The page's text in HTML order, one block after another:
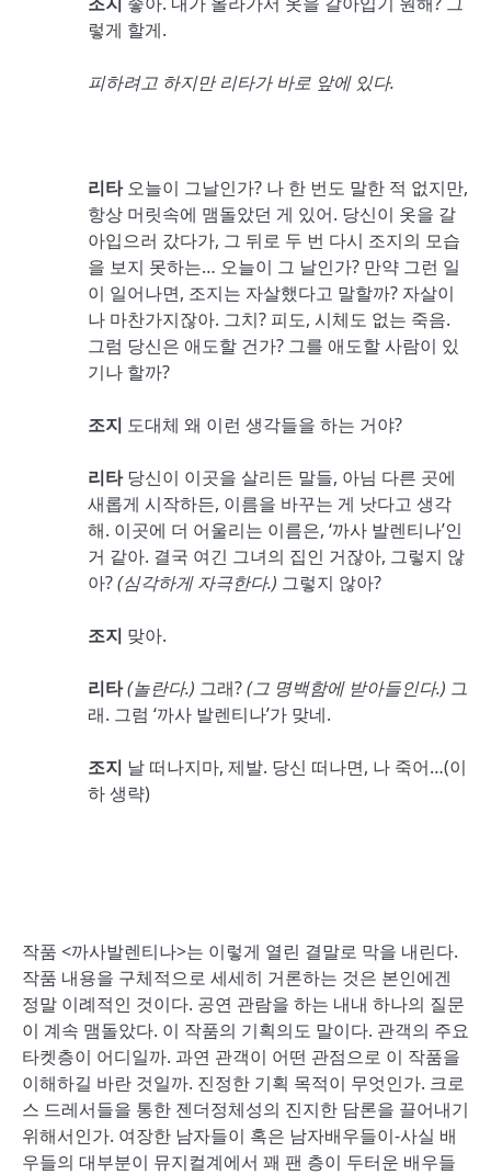
렇게 할게.
피하려고 하지만 리타가 바로 앞에 있다.
리타오늘이 그날인가? 나 한 번도 말한 적 없지만,
항상 머릿속에 맴돌았던 게 있어. 당신이 옷을 갈
아입으러 갔다가, 그 뒤로 두 번 다시 조지의 모습
을 보지 못하는… 오늘이 그 날인가? 만약 그런 일
이 일어나면, 조지는 자살했다고 말할까? 자살이
나 마찬가지잖아. 그치? 피도, 시체도 없는 죽음.
그럼 당신은 애도할 건가? 그를 애도할 사람이 있
기나 할까?
조지 도대체 왜 이런 생각들을 하는 거야?
리타당신이 이곳을 살리든 말들, 아님 다른 곳에
새롭게 시작하든, 이름을 바꾸는 게 낫다고 생각
해. 이곳에 더 어울리는 이름은, ‘까사 발렌티나’인
거 같아. 결국 여긴 그녀의 집인 거잖아, 그렇지 않
아?(심각하게 자극한다.) 그렇지 않아?
조지 맞아.
리타(놀란다.) 그래?(그 명백함에 받아들인다.) 그
래. 그럼 ‘까사 발렌티나’가 맞네.
조지 날 떠나지마, 제발. 당신 떠나면, 나 죽어…(이
하 생략)
작품 <까사발렌티나>는 이렇게 열린 결말로 막을 내린다.
작품 내용을 구체적으로 세세히 거론하는 것은 본인에겐
정말 이례적인 것이다. 공연 관람을 하는 내내 하나의 질문
이 계속 맴돌았다. 이 작품의 기획의도 말이다. 관객의 주요
타켓층이 어디일까. 과연 관객이 어떤 관점으로 이 작품을
이해하길 바란 것일까. 진정한 기획 목적이 무엇인가. 크로
스 드레서들을 통한 젠더정체성의 진지한 담론을 끌어내기
위해서인가. 여장한 남자들이 혹은 남자배우들이-사실 배
우들의 대부분이 뮤지컬계에서 꽤 팬 층이 두터운 배우들